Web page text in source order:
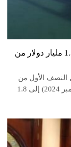
عاجل.. إيرادات قناة السويس تتراجع إلى 1.8 مليار دولار من
السويس بنحو 62.3% خلال النصف الأول من
العام المالي الجاري (بالفترة من يوليو إلى ديسمبر 2024) إلى 1.8